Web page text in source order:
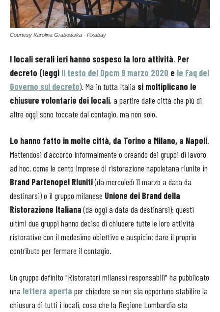
Courtesy Karolina Grabowska - Pixabay
I locali serali ieri hanno sospeso la loro attività. Per
decreto (leggi Il testo del Dpcm 9 marzo 2020 e le Faq del
Governo sul decreto). Ma in tutta Italia si moltiplicano le
chiusure volontarie dei locali, a partire dalle città che più di
altre oggi sono toccate dal contagio, ma non solo.
Lo hanno fatto in molte città, da Torino a Milano, a Napoli.
Mettendosi d'accordo informalmente o creando dei gruppi di lavoro
ad hoc, come le cento imprese di ristorazione napoletana riunite in
Brand Partenopei Riuniti(da mercoledì 11 marzo a data da
destinarsi) o il gruppo milanese Unione dei Brand della
Ristorazione Italiana(da oggi a data da destinarsi): questi
ultimi due gruppi hanno deciso di chiudere tutte le loro attività
ristorative con il medesimo obiettivo e auspicio: dare il proprio
contributo per fermare il contagio.
Un gruppo definito "Ristoratori milanesi responsabili" ha pubblicato
una lettera aperta per chiedere se non sia opportuno stabilire la
chiusura di tutti i locali, cosa che la Regione Lombardia sta